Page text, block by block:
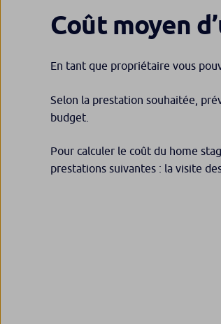
Coût moyen
En tant que propriétaire vous
Selon la prestation souhaitée,
budget.
Pour calculer le coût du home
prestations suivantes : la visite